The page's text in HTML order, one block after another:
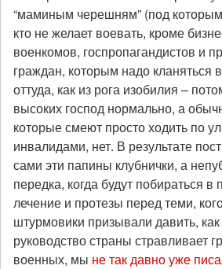
“маминым черешням” (под
кто не желает воевать, кроме
военкомов, госпропагандистов и
граждан, которым надо кланяться
оттуда, как из рога изобилия –
высоких господ нормально, а
которые смеют просто ходить по
инвалидами, нет. В результате
сами эти папины клубнички, а
передка, когда будут побираться в
лечение и протезы перед теми,
штурмовики призывали давить,
руководство страны стравливает
военных, мы не так давно уже